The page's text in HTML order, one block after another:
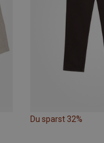
Du sparst 32%